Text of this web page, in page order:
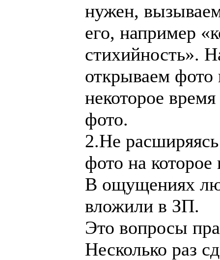
нужен,
его, например
стихийность».
открываем фото
некоторое
фото.
2.Не
фото на
В ощущениях
вложили в ЗП.
Это вопросы
Несколько раз